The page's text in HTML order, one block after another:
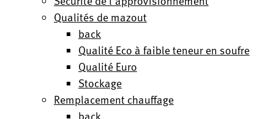
Qualités de mazout
back
Qualité Eco à faible teneur en soufre
Qualité Euro
Stockage
Remplacement chauffage
back